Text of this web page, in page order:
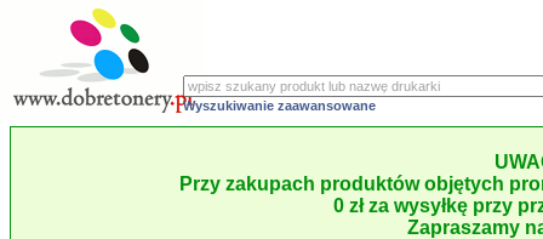
Wyszukiwanie zaawansowane
Przy zakupach produktów objętych
0 zł za wysyłkę przy
Zapraszamy